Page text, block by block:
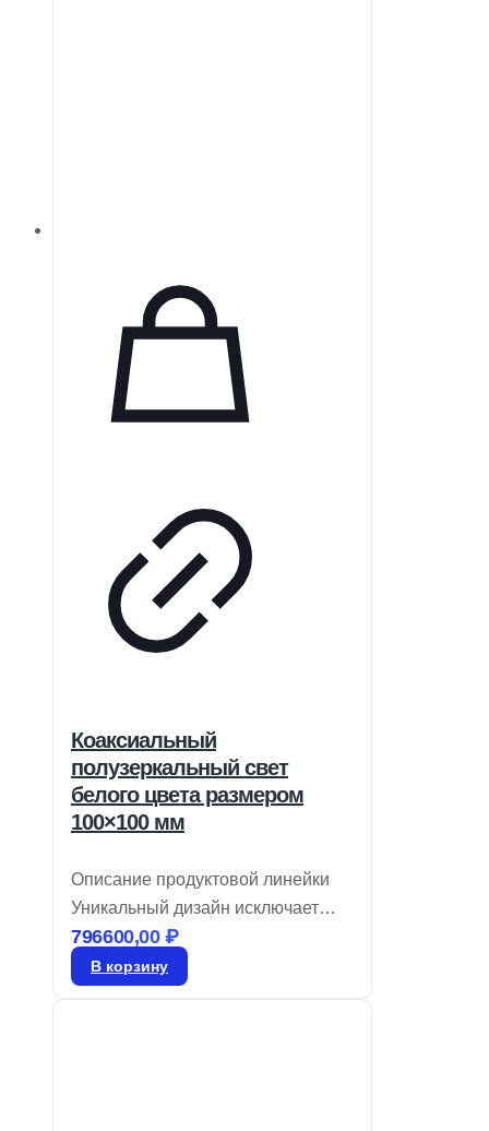
Коаксиальный
полузеркальный свет
белого цвета размером
100×100 мм
Описание продуктовой линейки
Уникальный дизайн исключает
появление ложных отражений
Доступны в красном, белом и
796600,00₽
В корзину